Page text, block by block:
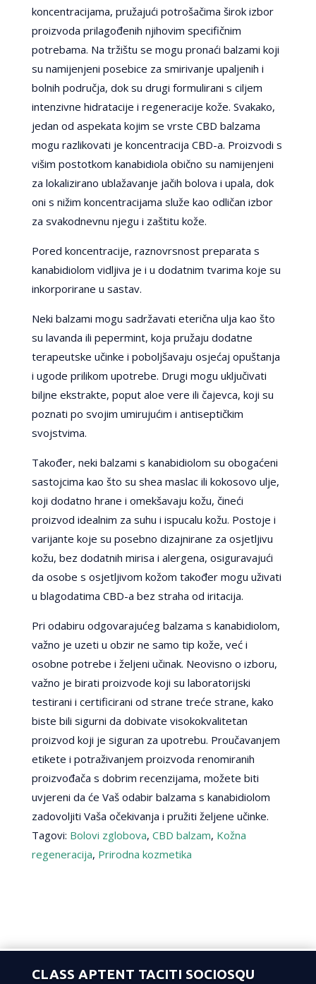
koncentracijama, pružajući potrošačima širok izbor
proizvoda prilagođenih njihovim specifičnim
potrebama. Na tržištu se mogu pronaći balzami koji
su namijenjeni posebice za smirivanje upaljenih i
bolnih područja, dok su drugi formulirani s ciljem
intenzivne hidratacije i regeneracije kože. Svakako,
jedan od aspekata kojim se vrste CBD balzama
mogu razlikovati je koncentracija CBD-a. Proizvodi s
višim postotkom kanabidiola obično su namijenjeni
za lokalizirano ublažavanje jačih bolova i upala, dok
oni s nižim koncentracijama služe kao odličan izbor
za svakodnevnu njegu i zaštitu kože.
Pored koncentracije, raznovrsnost preparata s
kanabidiolom vidljiva je i u dodatnim tvarima koje su
inkorporirane u sastav.
Neki balzami mogu sadržavati eterična ulja kao što
su lavanda ili pepermint, koja pružaju dodatne
terapeutske učinke i poboljšavaju osjećaj opuštanja
i ugode prilikom upotrebe. Drugi mogu uključivati
biljne ekstrakte, poput aloe vere ili čajevca, koji su
poznati po svojim umirujućim i antiseptičkim
svojstvima.
Također, neki balzami s kanabidiolom su obogaćeni
sastojcima kao što su shea maslac ili kokosovo ulje,
koji dodatno hrane i omekšavaju kožu, čineći
proizvod idealnim za suhu i ispucalu kožu. Postoje i
varijante koje su posebno dizajnirane za osjetljivu
kožu, bez dodatnih mirisa i alergena, osiguravajući
da osobe s osjetljivom kožom također mogu uživati
u blagodatima CBD-a bez straha od iritacija.
Pri odabiru odgovarajućeg balzama s kanabidiolom,
važno je uzeti u obzir ne samo tip kože, već i
osobne potrebe i željeni učinak. Neovisno o izboru,
važno je birati proizvode koji su laboratorijski
testirani i certificirani od strane treće strane, kako
biste bili sigurni da dobivate visokokvalitetan
proizvod koji je siguran za upotrebu. Proučavanjem
etikete i potraživanjem proizvoda renomiranih
proizvođača s dobrim recenzijama, možete biti
uvjereni da će Vaš odabir balzama s kanabidiolom
zadovoljiti Vaša očekivanja i pružiti željene učinke.
Tagovi: Bolovi zglobova, CBD balzam, Kožna
regeneracija, Prirodna kozmetika
CLASS APTENT TACITI SOCIOSQU